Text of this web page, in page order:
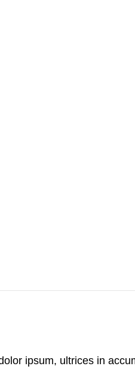
ipsum, ultrices in